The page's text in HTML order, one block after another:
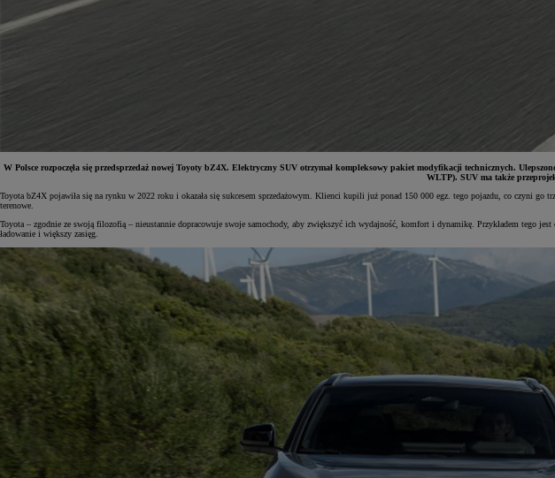
Yaris Cross
HYBRID
W Polsce rozpoczęła się przedsprzedaż nowej Toyoty bZ4X. Elektryczny SUV otrzymał kompleksowy pakiet modyfikacji technicznych.
WLTP). SUV ma także
Toyota bZ4X pojawiła się na rynku w 2022 roku i okazała się sukcesem sprzedażowym. Klienci kupili już ponad 150 000 egz. tego pojazdu, co czyni
terenowe.
Toyota – zgodnie ze swoją filozofią – nieustannie dopracowuje swoje samochody, aby zwiększyć ich wydajność, komfort i dynamikę. Przykładem tego
ładowanie i większy zasięg.